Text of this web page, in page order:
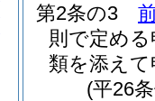
第2条の3
則で定め
類を添え
(平26